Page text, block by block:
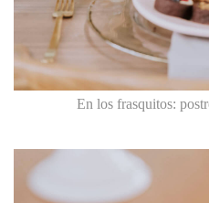
En los frasquitos: